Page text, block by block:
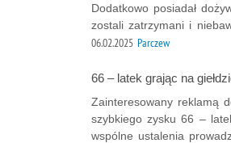
Dodatkowo posiadał
zostali zatrzymani i
06.02.2025 Parczew
66 – latek grając na
Zainteresowany reklamą
szybkiego zysku 66 –
wspólne ustalenia